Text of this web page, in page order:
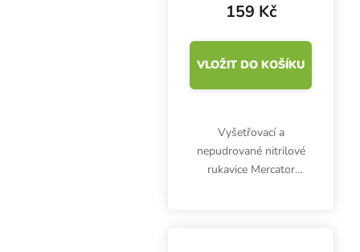
159 Kč
VLOŽIT DO KOŠÍKU
Vyšetřovací a
nepudrované nitrilové
rukavice Mercator